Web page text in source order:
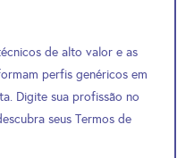
de alto valor e as
perfis genéricos em
Digite sua profissão no
seus Termos de